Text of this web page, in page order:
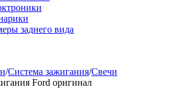
заднего вида
/Система зажигания/Свечи
Ford оригинал